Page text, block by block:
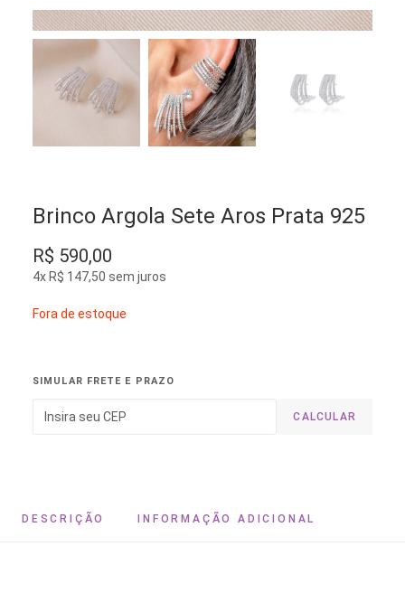
Brinco Argola Sete Aros Prata 925
R$ 590,00
4x R$ 147,50 sem juros
Fora de estoque
SIMULAR FRETE E PRAZO
CALCULAR
DESCRIÇÃO INFORMAÇÃO ADICIONAL